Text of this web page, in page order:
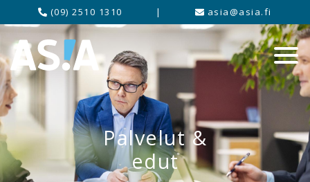
(09) 2510 1310 | asia@asia.fi
Palvelut &
edut